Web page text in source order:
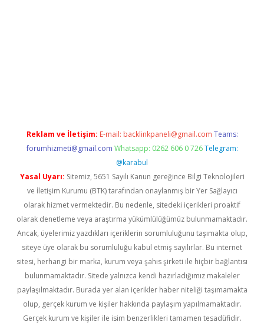
Reklam ve İletişim: E-mail: backlinkpaneli@gmail.com Teams:
forumhizmeti@gmail.com Whatsapp: 0262 606 0 726 Telegram:
@karabul
Yasal Uyarı: Sitemiz, 5651 Sayılı Kanun gereğince Bilgi Teknolojileri
ve İletişim Kurumu (BTK) tarafından onaylanmış bir Yer Sağlayıcı
olarak hizmet vermektedir. Bu nedenle, sitedeki içerikleri proaktif
olarak denetleme veya araştırma yükümlülüğümüz bulunmamaktadır.
Ancak, üyelerimiz yazdıkları içeriklerin sorumluluğunu taşımakta olup,
siteye üye olarak bu sorumluluğu kabul etmiş sayılırlar. Bu internet
sitesi, herhangi bir marka, kurum veya şahıs şirketi ile hiçbir bağlantısı
bulunmamaktadır. Sitede yalnızca kendi hazırladığımız makaleler
paylaşılmaktadır. Burada yer alan içerikler haber niteliği taşımamakta
olup, gerçek kurum ve kişiler hakkında paylaşım yapılmamaktadır.
Gerçek kurum ve kişiler ile isim benzerlikleri tamamen tesadüfidir.